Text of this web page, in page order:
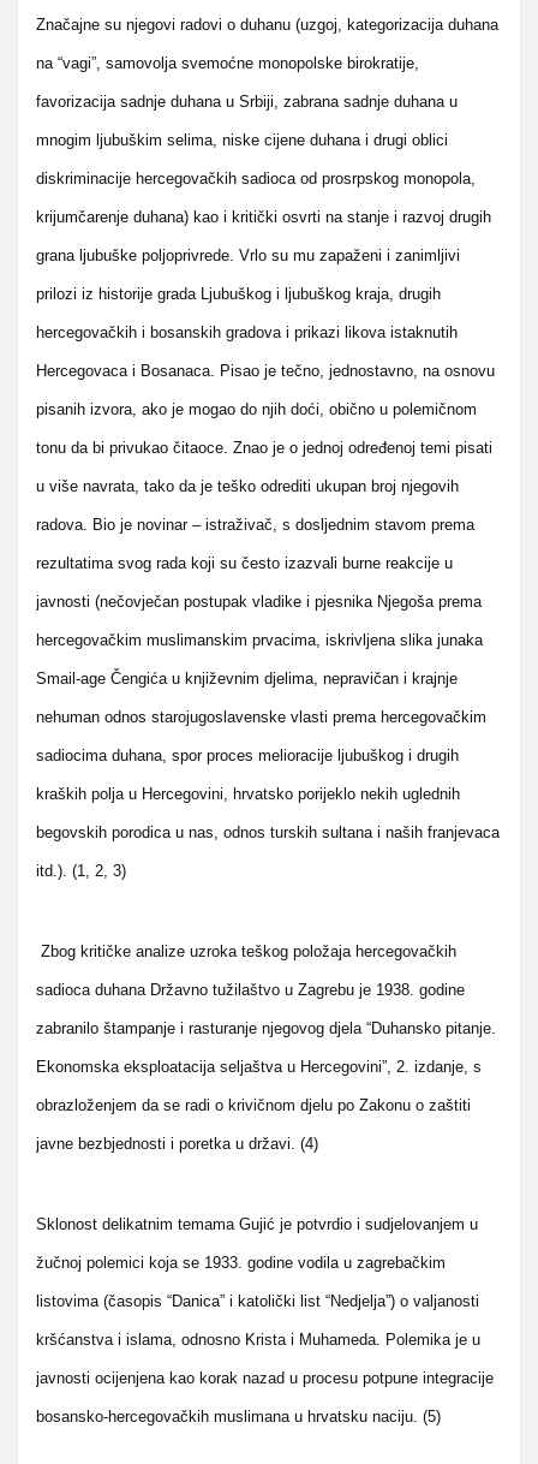
Značajne su njegovi radovi o duhanu (uzgoj, kategorizacija duhana
na “vagi”, samovolja svemoćne monopolske birokratije,
favorizacija sadnje duhana u Srbiji, zabrana sadnje duhana u
mnogim ljubuškim selima, niske cijene duhana i drugi oblici
diskriminacije hercegovačkih sadioca od prosrpskog monopola,
krijumčarenje duhana) kao i kritički osvrti na stanje i razvoj drugih
grana ljubuške poljoprivrede. Vrlo su mu zapaženi i zanimljivi
prilozi iz historije grada Ljubuškog i ljubuškog kraja, drugih
hercegovačkih i bosanskih gradova i prikazi likova istaknutih
Hercegovaca i Bosanaca. Pisao je tečno, jednostavno, na osnovu
pisanih izvora, ako je mogao do njih doći, obično u polemičnom
tonu da bi privukao čitaoce. Znao je o jednoj određenoj temi pisati
u više navrata, tako da je teško odrediti ukupan broj njegovih
radova. Bio je novinar – istraživač, s dosljednim stavom prema
rezultatima svog rada koji su često izazvali burne reakcije u
javnosti (nečovječan postupak vladike i pjesnika Njegoša prema
hercegovačkim muslimanskim prvacima, iskrivljena slika junaka
Smail-age Čengića u književnim djelima, nepravičan i krajnje
nehuman odnos starojugoslavenske vlasti prema hercegovačkim
sadiocima duhana, spor proces melioracije ljubuškog i drugih
kraških polja u Hercegovini, hrvatsko porijeklo nekih uglednih
begovskih porodica u nas, odnos turskih sultana i naših franjevaca
itd.). (1, 2, 3)
Zbog kritičke analize uzroka teškog položaja hercegovačkih
sadioca duhana Državno tužilaštvo u Zagrebu je 1938. godine
zabranilo štampanje i rasturanje njegovog djela “Duhansko pitanje.
Ekonomska eksploatacija seljaštva u Hercegovini”, 2. izdanje, s
obrazloženjem da se radi o krivičnom djelu po Zakonu o zaštiti
javne bezbjednosti i poretka u državi. (4)
Sklonost delikatnim temama Gujić je potvrdio i sudjelovanjem u
žučnoj polemici koja se 1933. godine vodila u zagrebačkim
listovima (časopis “Danica” i katolički list “Nedjelja”) o valjanosti
kršćanstva i islama, odnosno Krista i Muhameda. Polemika je u
javnosti ocijenjena kao korak nazad u procesu potpune integracije
bosansko-hercegovačkih muslimana u hrvatsku naciju. (5)